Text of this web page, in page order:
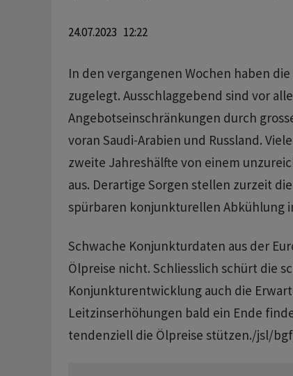
24.07.2023 12:22
In den vergangenen Wochen haben
zugelegt. Ausschlaggebend sind vor
Angebotseinschränkungen durch
voran Saudi-Arabien und Russland.
zweite Jahreshälfte von einem
aus. Derartige Sorgen stellen zurzeit
spürbaren konjunkturellen Abkühlung
Schwache Konjunkturdaten aus der
Ölpreise nicht. Schliesslich schürt die
Konjunkturentwicklung auch die
Leitzinserhöhungen bald ein Ende
tendenziell die Ölpreise stützen./jsl/